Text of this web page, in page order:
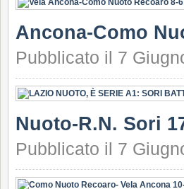
Ancona-Como
Pubblicato il 7
Nuoto-R.N. Sori
Pubblicato il 7